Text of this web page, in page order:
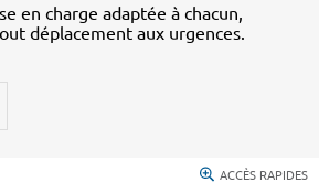
en charge adaptée à chacun,
déplacement aux urgences.
ACCÈS RAPIDES